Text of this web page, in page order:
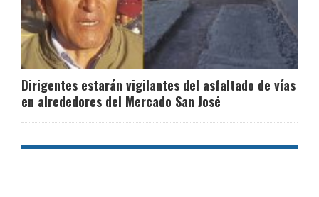
Dirigentes estarán vigilantes del asfaltado de vías
en alrededores del Mercado San José